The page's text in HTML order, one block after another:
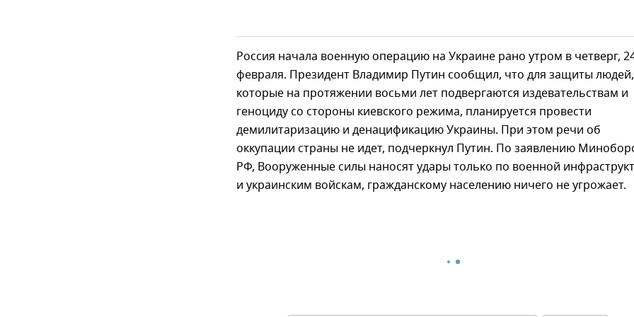
Россия начала военную операцию на Украине рано утром в четверг,
февраля. Президент Владимир Путин сообщил, что для защиты людей,
которые на протяжении восьми лет подвергаются издевательствам и
геноциду со стороны киевского режима, планируется провести
демилитаризацию и денацификацию Украины. При этом речи об
оккупации страны не идет, подчеркнул Путин. По заявлению
РФ, Вооруженные силы наносят удары только по военной
и украинским войскам, гражданскому населению ничего не угрожает.